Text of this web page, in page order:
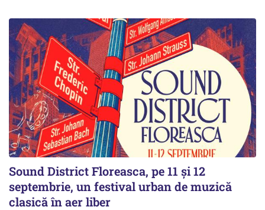
Sound District Floreasca, pe 11 și 12
septembrie, un festival urban de muzică
clasică în aer liber